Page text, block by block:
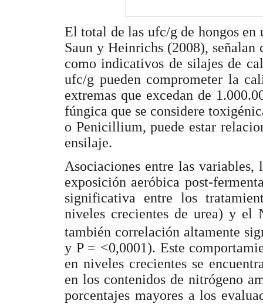
El total de las ufc/g de hongos en
Saun y Heinrichs (2008), señalan
como indicativos de silajes de
ufc/g pueden comprometer la
extremas que excedan de
fúngica que se considere
o Penicillium, puede estar
ensilaje.
Asociaciones entre las
exposición aeróbica post-
significativa entre los
niveles crecientes de urea) y el
también correlación altamente
y P = <0,0001). Este
en niveles crecientes se
en los contenidos de nitrógeno
porcentajes mayores a los